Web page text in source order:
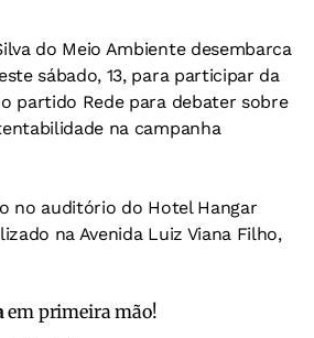
do Meio Ambiente desembarca
sábado, 13, para participar da
partido Rede para debater sobre
na campanha
no auditório do Hotel Hangar
na Avenida Luiz Viana Filho,
em primeira mão!